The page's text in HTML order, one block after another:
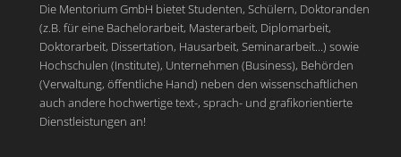
Die Mentorium GmbH bietet Studenten, Schülern, Doktoranden
(z.B. für eine Bachelorarbeit, Masterarbeit, Diplomarbeit,
Doktorarbeit, Dissertation, Hausarbeit, Seminararbeit...) sowie
Hochschulen (Institute), Unternehmen (Business), Behörden
(Verwaltung, öffentliche Hand) neben den wissenschaftlichen
auch andere hochwertige text-, sprach- und grafikorientierte
Dienstleistungen an!